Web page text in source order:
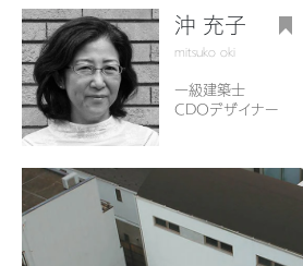
デザイン
テクノロジー（住まいの性能）
建築事例・建築実例
デザイナーズギャラリー
インテリア
賃貸住宅
賃貸併用住宅
店舗・各種施設
土地活用モデルルーム見学
土地活用実例
戸建て・マンション
ミサワリフォームとは
リフォームの流れ
リフォームメニュー
まちづくり
複合開発・投資開発
複合開発事業（ASMACI-アスマチ-）
再開発・官民連携事業
オーナーサポート
サポートメニュー
企業・ IR情報
場・イベント情報
沖 充子
mitsuko oki
一級建築士
CDOデザイナー